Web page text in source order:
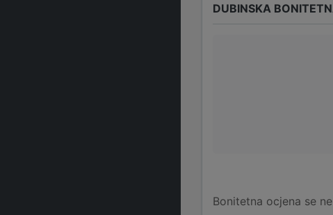
DUBINSKA
Bonitetna ocjena se